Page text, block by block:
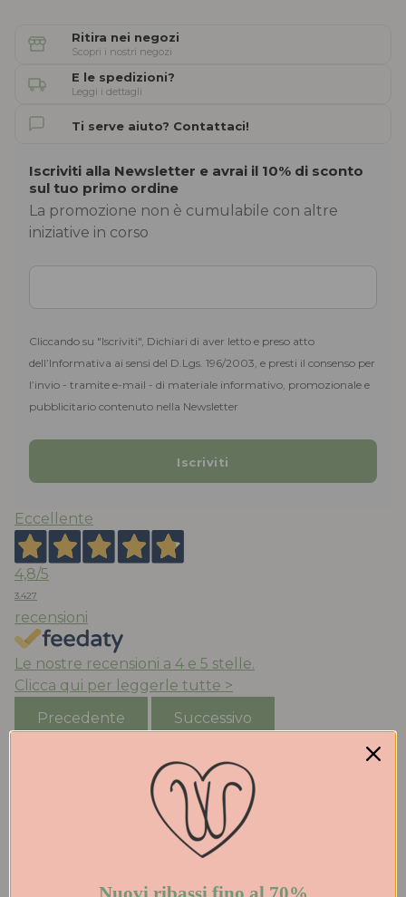
Ritira nei negozi
Scopri i nostri negozi
E le spedizioni?
Leggi i dettagli
Ti serve aiuto? Contattaci!
Iscriviti alla Newsletter e avrai il 10% di sconto
sul tuo primo ordine
La promozione non è cumulabile con altre
iniziative in corso
Cliccando su "Iscriviti", Dichiari di aver letto e preso atto
dell’Informativa ai sensi del D.Lgs. 196/2003, e presti il consenso per
l’invio - tramite e-mail - di materiale informativo, promozionale e
pubblicitario contenuto nella Newsletter
Eccellente
4,8/5
3.427
recensioni
Le nostre recensioni a 4 e 5 stelle.
Clicca qui per leggerle tutte >
Precedente
Successivo
Negozio con una vasta scelta di scarpe